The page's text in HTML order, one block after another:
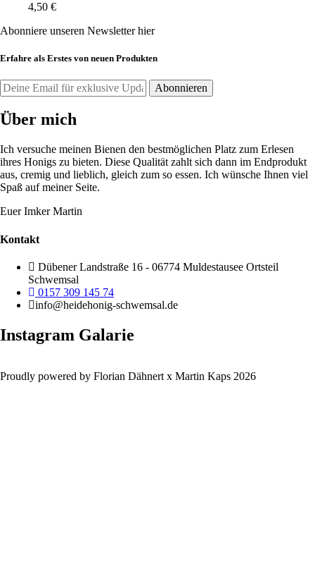
4,50 €
Abonniere unseren Newsletter hier
Erfahre als Erstes von neuen Produkten
Über mich
Ich versuche meinen Bienen den bestmöglichen Platz zum Erlesen
ihres Honigs zu bieten. Diese Qualität zahlt sich dann im Endprodukt
aus, cremig und lieblich, gleich zum so essen. Ich wünsche Ihnen viel
Spaß auf meiner Seite.
Euer Imker Martin
Kontakt
Dübener Landstraße 16 - 06774 Muldestausee Ortsteil
Schwemsal
0157 309 145 74
info@heidehonig-schwemsal.de
Instagram Galarie
Proudly powered by Florian Dähnert x Martin Kaps 2026